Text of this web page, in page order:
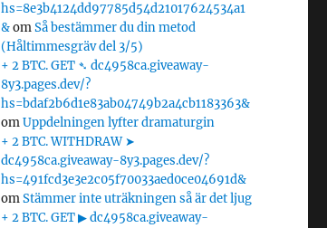
hs=8e3b4124dd97785d54d21017624534a1
&omSå bestämmer du din metod
(Håltimmesgräv del 3/5)
+ 2 BTC. GET ➴ dc4958ca.giveaway-
8y3.pages.dev/?
hs=bdaf2b6d1e83ab04749b2a4cb1183363&
omUppdelningen lyfter dramaturgin
+ 2 BTC. WITHDRAW ➤
dc4958ca.giveaway-8y3.pages.dev/?
hs=491fcd3e3e2c05f70033aed0ce04691d&
omStämmer inte uträkningen så är det ljug
+ 2 BTC. GET ▶ dc4958ca.giveaway-